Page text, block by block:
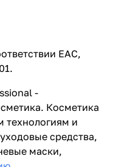
EAC,
-
Косметика
технологиям и
средства,
маски,